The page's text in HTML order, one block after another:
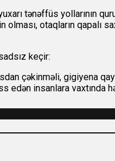
tənəffüs yollarının
otaqların
keçir:
çəkinməli, gigiyena
edən insanlara vaxtında